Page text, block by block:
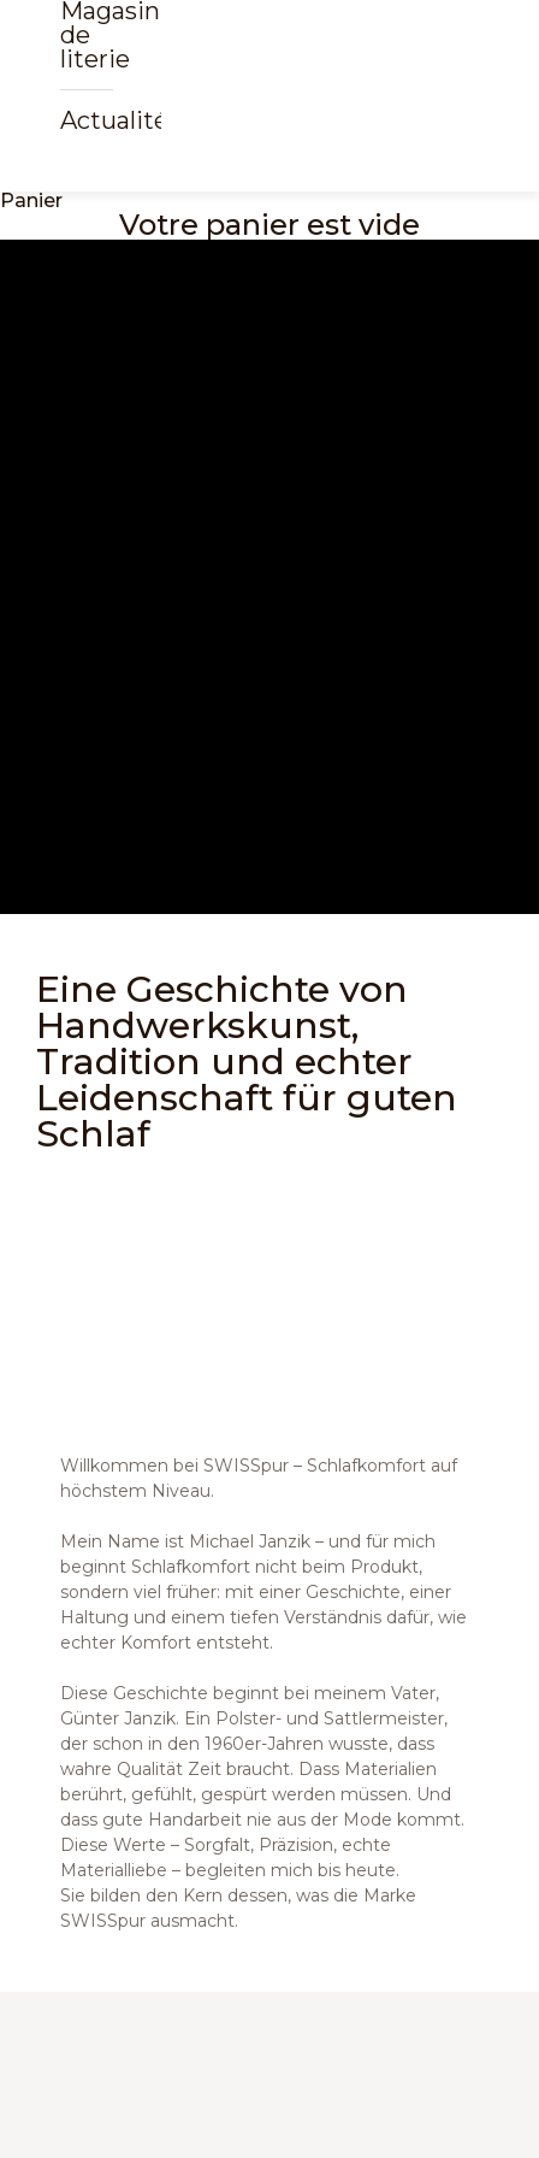
Magasin
de
literie
Actualités
Panier
Votre panier est vide
Eine Geschichte von
Handwerkskunst,
Tradition und echter
Leidenschaft für guten
Schlaf
Willkommen bei SWISSpur – Schlafkomfort auf
höchstem Niveau.
Mein Name ist Michael Janzik – und für mich
beginnt Schlafkomfort nicht beim Produkt,
sondern viel früher: mit einer Geschichte, einer
Haltung und einem tiefen Verständnis dafür, wie
echter Komfort entsteht.
Diese Geschichte beginnt bei meinem Vater,
Günter Janzik. Ein Polster- und Sattlermeister,
der schon in den 1960er-Jahren wusste, dass
wahre Qualität Zeit braucht. Dass Materialien
berührt, gefühlt, gespürt werden müssen. Und
dass gute Handarbeit nie aus der Mode kommt.
Diese Werte – Sorgfalt, Präzision, echte
Materialliebe – begleiten mich bis heute.
Sie bilden den Kern dessen, was die Marke
SWISSpur ausmacht.